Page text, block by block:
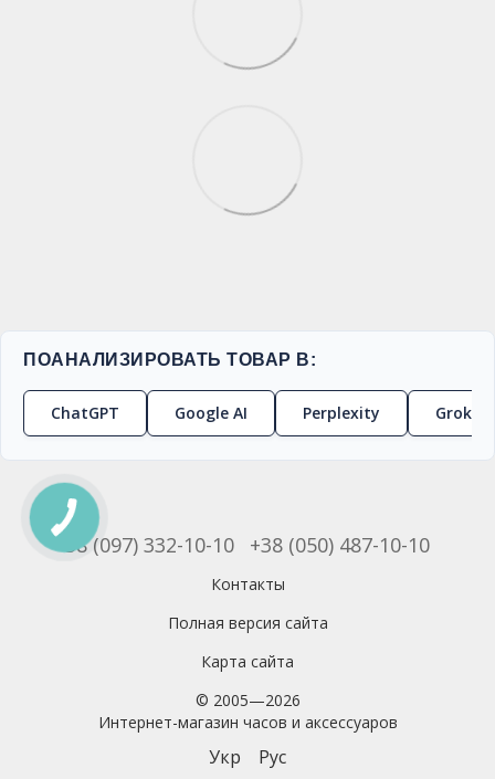
ПОАНАЛИЗИРОВАТЬ ТОВАР В:
ChatGPT Google AI Perplexity Grok
+38 (097) 332-10-10 +38 (050) 487-10-10
Контакты
Полная версия сайта
Карта сайта
© 2005—2026
Интернет-магазин часов и аксессуаров
Укр Рус